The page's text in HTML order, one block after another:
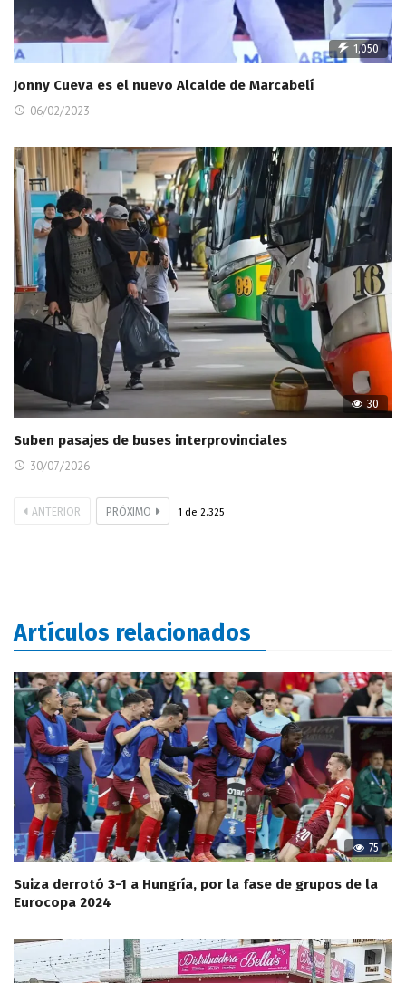
1,050
Jonny Cueva es el nuevo Alcalde de Marcabelí
06/02/2023
30
Suben pasajes de buses interprovinciales
30/07/2026
ANTERIOR PRÓXIMO 1 de 2.325
Artículos relacionados
75
Suiza derrotó 3-1 a Hungría, por la fase de grupos de la
Eurocopa 2024